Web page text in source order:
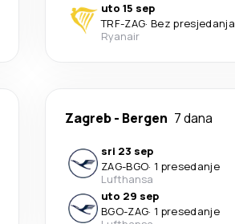
uto 15 sep
TRF-ZAG· Bez presjedanja
Ryanair
Zagreb- Bergen 7 dana
sri 23 sep
ZAG-BGO· 1 presedanje
Lufthansa
uto 29 sep
BGO-ZAG· 1 presedanje